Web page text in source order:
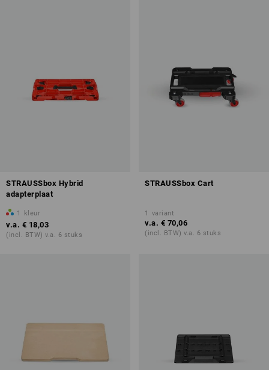
STRAUSSbox Hybrid
adapterplaat
1 kleur
v.a. € 18,03
(incl. BTW) v.a. 6 stuks
STRAUSSbox Cart
1 variant
v.a. € 70,06
(incl. BTW) v.a. 6 stuks